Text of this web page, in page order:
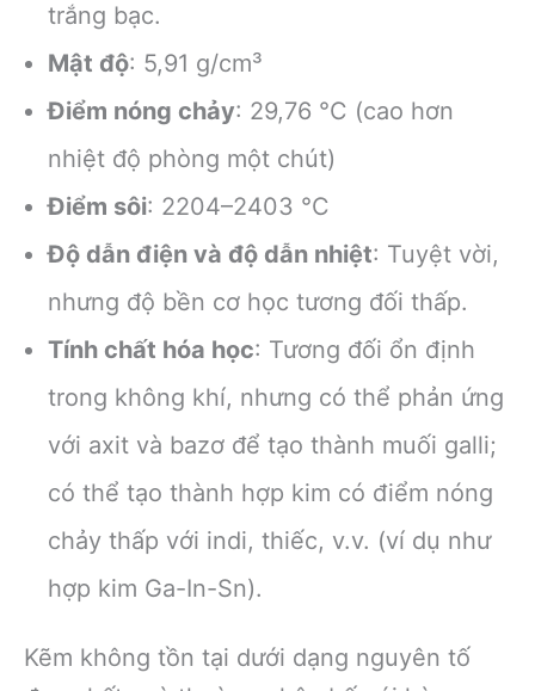
trắng bạc.
Mật độ: 5,91 g/cm³
Điểm nóng chảy: 29,76 °C (cao hơn
nhiệt độ phòng một chút)
Điểm sôi: 2204–2403 °C
Độ dẫn điện và độ dẫn nhiệt: Tuyệt vời,
nhưng độ bền cơ học tương đối thấp.
Tính chất hóa học: Tương đối ổn định
trong không khí, nhưng có thể phản ứng
với axit và bazơ để tạo thành muối galli;
có thể tạo thành hợp kim có điểm nóng
chảy thấp với indi, thiếc, v.v. (ví dụ như
hợp kim Ga-In-Sn).
Kẽm không tồn tại dưới dạng nguyên tố